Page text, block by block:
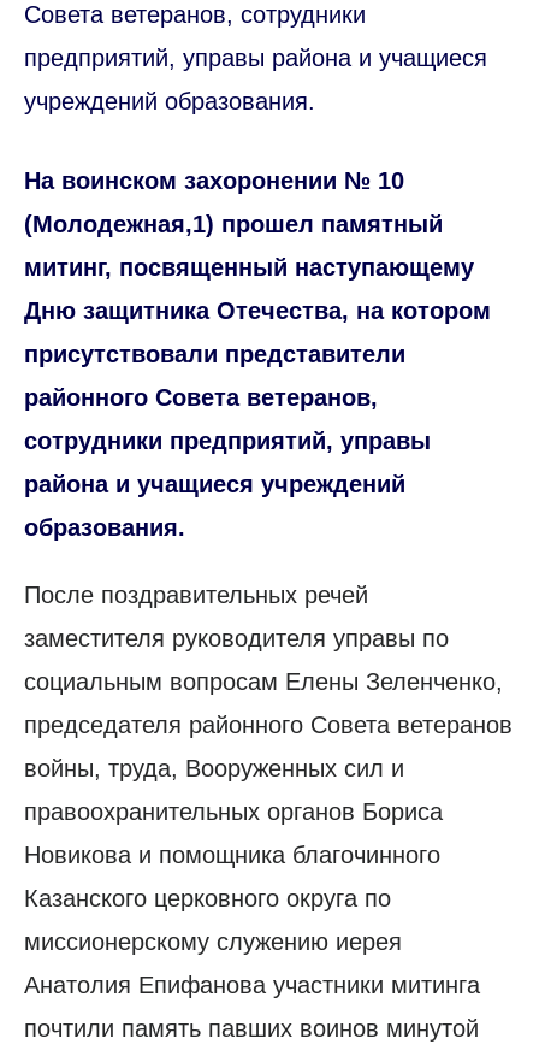
Совета ветеранов, сотрудники
предприятий, управы района и учащиеся
учреждений образования.
На воинском захоронении № 10
(Молодежная,1) прошел памятный
митинг, посвященный наступающему
Дню защитника Отечества, на котором
присутствовали представители
районного Совета ветеранов,
сотрудники предприятий, управы
района и учащиеся учреждений
образования.
После поздравительных речей
заместителя руководителя управы по
социальным вопросам Елены Зеленченко,
председателя районного Совета ветеранов
войны, труда, Вооруженных сил и
правоохранительных органов Бориса
Новикова и помощника благочинного
Казанского церковного округа по
миссионерскому служению иерея
Анатолия Епифанова участники митинга
почтили память павших воинов минутой